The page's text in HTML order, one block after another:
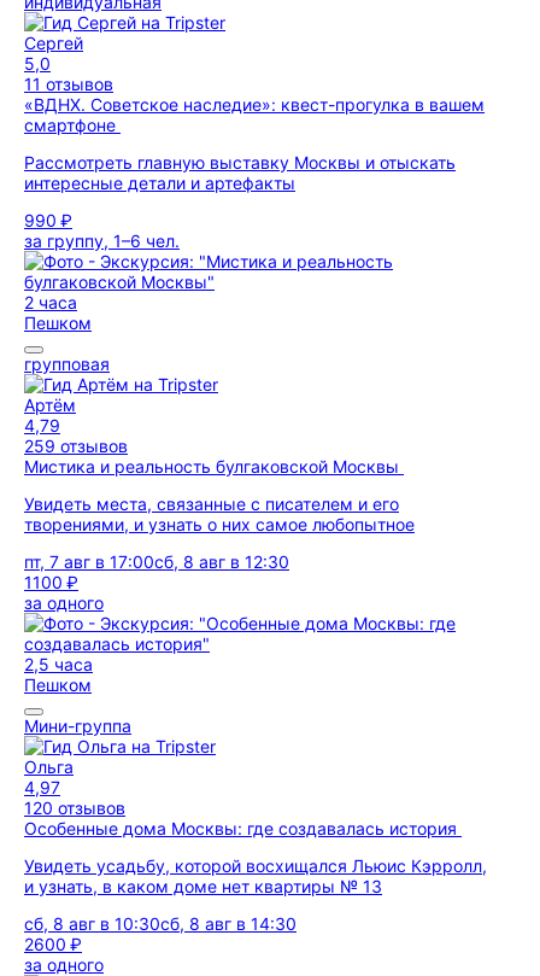
Сергей
5,0
11 отзывов
«ВДНХ. Советское наследие»: квест-прогулка в вашем
смартфоне
Рассмотреть главную выставку Москвы и отыскать
интересные детали и артефакты
990 ₽
за группу, 1–6 чел.
2 часа
Пешком
групповая
Артём
4,79
259 отзывов
Мистика и реальность булгаковской Москвы
Увидеть места, связанные с писателем и его
творениями, и узнать о них самое любопытное
пт, 7 авг в 17:00сб, 8 авг в 12:30
1100 ₽
за одного
2,5 часа
Пешком
Мини-группа
Ольга
4,97
120 отзывов
Особенные дома Москвы: где создавалась история
Увидеть усадьбу, которой восхищался Льюис Кэрролл,
и узнать, в каком доме нет квартиры № 13
сб, 8 авг в 10:30сб, 8 авг в 14:30
2600 ₽
за одного